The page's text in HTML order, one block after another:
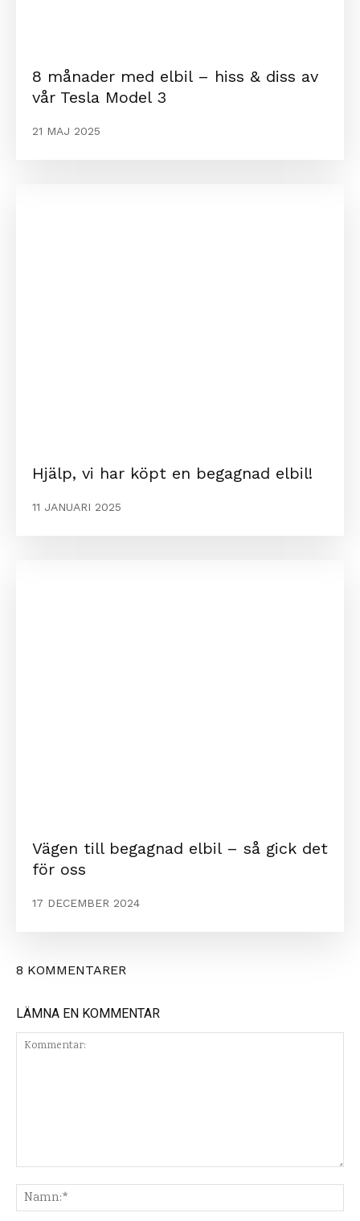
8 månader med elbil – hiss & diss av
vår Tesla Model 3
21 MAJ 2025
Hjälp, vi har köpt en begagnad elbil!
11 JANUARI 2025
Vägen till begagnad elbil – så gick det
för oss
17 DECEMBER 2024
8 KOMMENTARER
LÄMNA EN KOMMENTAR